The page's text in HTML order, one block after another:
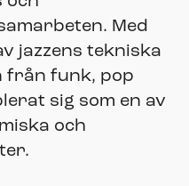
Med
jazzens tekniska
från funk, pop
sig som en av
och